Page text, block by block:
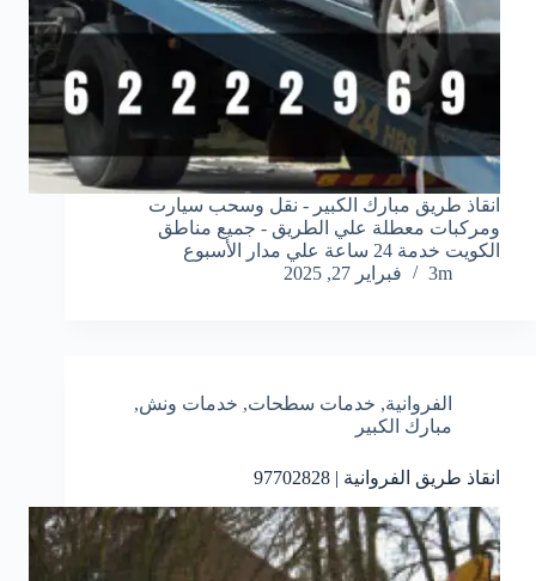
انقاذ طريق مبارك الكبير - نقل وسحب سيارت
ومركبات معطلة علي الطريق - جميع مناطق
الكويت خدمة 24 ساعة علي مدار الأسبوع
3m
فبراير 27, 2025
الفروانية, خدمات سطحات, خدمات ونش,
مبارك الكبير
انقاذ طريق الفروانية | 97702828